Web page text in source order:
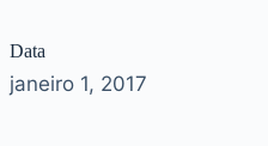
Data
janeiro 1, 2017